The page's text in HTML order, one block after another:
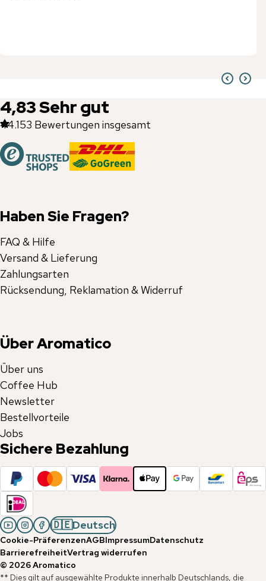
4,83Sehr gut
44.153 Bewertungen insgesamt
Haben Sie Fragen?
FAQ & Hilfe
Versand & Lieferung
Zahlungsarten
Rücksendung, Reklamation & Widerruf
Über Aromatico
Über uns
Coffee Hub
Newsletter
Bestellvorteile
Jobs
Sichere Bezahlung
🇩🇪Deutsch
Cookie-PräferenzenAGBImpressumDatenschutz
BarrierefreiheitVertrag widerrufen
© 2026Aromatico
** Dies gilt auf ausgewählte Produkte innerhalb Deutschlands, die